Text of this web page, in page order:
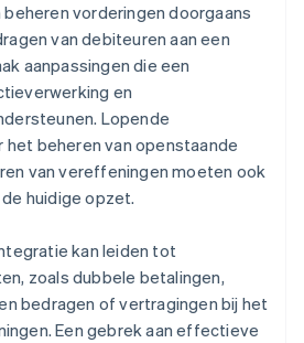
vorderingen doorgaans
van debiteuren aan een
aanpassingen die een
en
Lopende
beheren van openstaande
van vereffeningen moeten ook
huidige opzet.
kan leiden tot
zoals dubbele betalingen,
bedragen of vertragingen bij het
Een gebrek aan effectieve